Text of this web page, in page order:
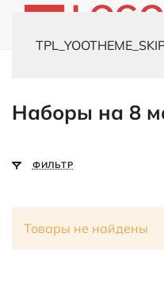
Наборы на 8
ФИЛЬТР
Товары не найдены